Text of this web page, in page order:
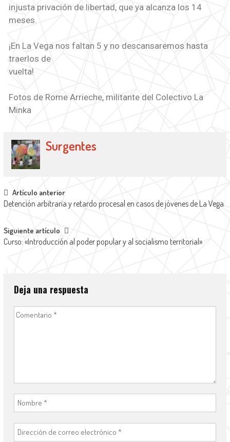
injusta privación de libertad, que ya alcanza los 14
meses.
¡En La Vega nos faltan 5 y no descansaremos hasta
traerlos de
vuelta!
Fotos de Rome Arrieche, militante del Colectivo La
Minka
Surgentes
Artículo anterior
Detención arbitraria y retardo procesal en casos de jóvenes de La Vega
Siguiente artículo
Curso: «Introducción al poder popular y al socialismo territorial»
Deja una respuesta